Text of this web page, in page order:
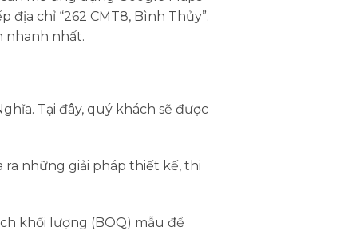
chỉ “262 CMT8, Bình Thủy”.
nhanh nhất.
Tại đây, quý khách sẽ được
những giải pháp thiết kế, thi
khối lượng (BOQ) mẫu để